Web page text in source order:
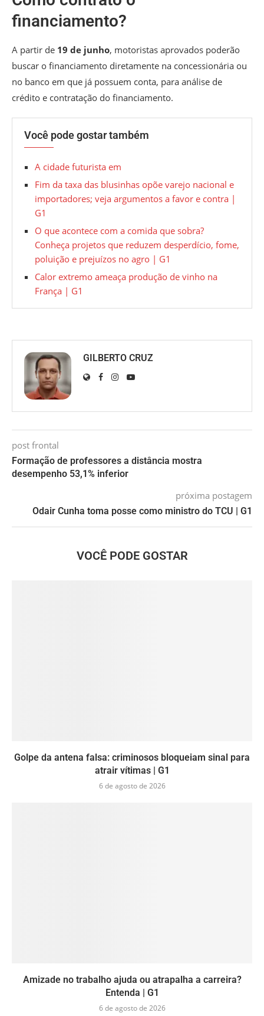
financiamento?
A partir de 19 de junho, motoristas aprovados poderão
buscar o financiamento diretamente na concessionária ou
no banco em que já possuem conta, para análise de
crédito e contratação do financiamento.
Você pode gostar também
A cidade futurista em
Fim da taxa das blusinhas opõe varejo nacional e
importadores; veja argumentos a favor e contra |
G1
O que acontece com a comida que sobra?
Conheça projetos que reduzem desperdício, fome,
poluição e prejuízos no agro | G1
Calor extremo ameaça produção de vinho na
França | G1
GILBERTO CRUZ
post frontal
Formação de professores a distância mostra
desempenho 53,1% inferior
próxima postagem
Odair Cunha toma posse como ministro do TCU | G1
VOCÊ PODE GOSTAR
Golpe da antena falsa: criminosos bloqueiam sinal para
atrair vítimas | G1
6 de agosto de 2026
Amizade no trabalho ajuda ou atrapalha a carreira?
Entenda | G1
6 de agosto de 2026